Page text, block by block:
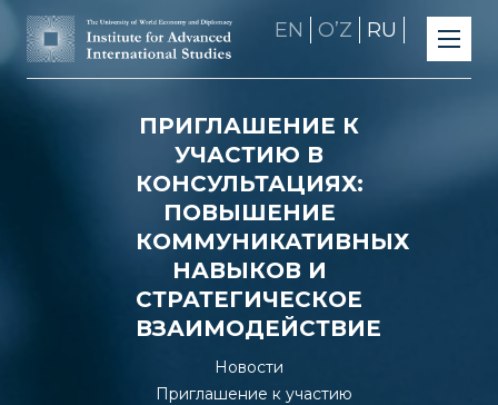
EN OʼZ RU
ПРИГЛАШЕНИЕ К
УЧАСТИЮ В
КОНСУЛЬТАЦИЯХ:
ПОВЫШЕНИЕ
КОММУНИКАТИВНЫХ
НАВЫКОВ И
СТРАТЕГИЧЕСКОЕ
ВЗАИМОДЕЙСТВИЕ
Новости
Приглашение к участию